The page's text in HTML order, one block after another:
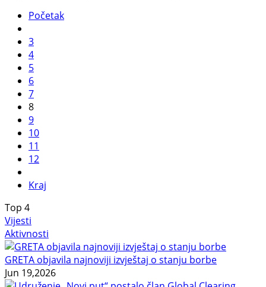
Početak
3
4
5
6
7
8
9
10
11
12
Kraj
Top 4
Vijesti
Aktivnosti
GRETA objavila najnoviji izvještaj o stanju borbe
Jun 19,2026